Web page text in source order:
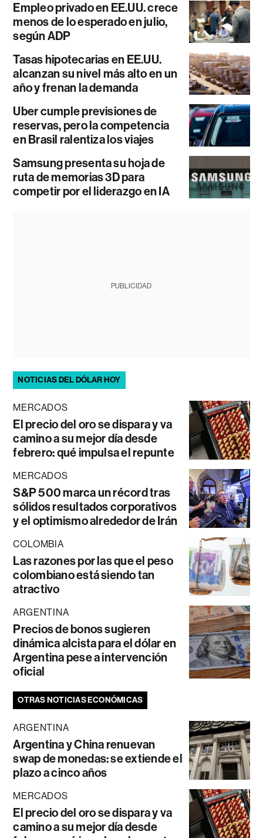
Empleo privado en EE.UU. crece
menos de lo esperado en julio,
según ADP
Tasas hipotecarias en EE.UU.
alcanzan su nivel más alto en un
año y frenan la demanda
Uber cumple previsiones de
reservas, pero la competencia
en Brasil ralentiza los viajes
Samsung presenta su hoja de
ruta de memorias 3D para
competir por el liderazgo en IA
PUBLICIDAD
NOTICIAS DEL DÓLAR HOY
MERCADOS
El precio del oro se dispara y va
camino a su mejor día desde
febrero: qué impulsa el repunte
MERCADOS
S&P 500 marca un récord tras
sólidos resultados corporativos
y el optimismo alrededor de Irán
COLOMBIA
Las razones por las que el peso
colombiano está siendo tan
atractivo
ARGENTINA
Precios de bonos sugieren
dinámica alcista para el dólar en
Argentina pese a intervención
oficial
OTRAS NOTICIAS ECONÓMICAS
ARGENTINA
Argentina y China renuevan
swap de monedas: se extiende el
plazo a cinco años
MERCADOS
El precio del oro se dispara y va
camino a su mejor día desde